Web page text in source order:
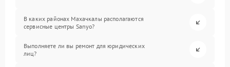
В каких районах Махачкалы располагаются
сервисные центры Sanyo?
Выполняете ли вы ремонт для юридических
лиц?